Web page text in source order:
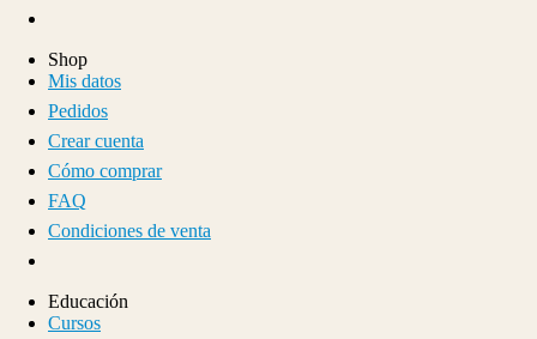
Shop
Mis datos
Pedidos
Crear cuenta
Cómo comprar
FAQ
Condiciones de venta
Educación
Cursos